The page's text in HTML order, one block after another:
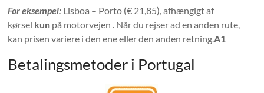
For eksempel: Lisboa – Porto (€ 21,85), afhængigt af
kørsel kun på motorvejen . Når du rejser ad en anden rute,
kan prisen variere i den ene eller den anden retning.A1
Betalingsmetoder i Portugal